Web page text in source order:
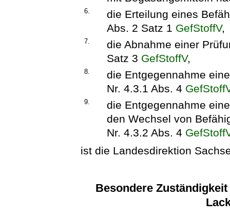
6.
die Erteilung eines
Abs. 2 Satz 1 GefStoffV,
7.
die Abnahme einer
Satz 3 GefStoffV,
8.
die Entgegennahme
Nr. 4.3.1 Abs. 4
9.
die Entgegennahme
den Wechsel von
Nr. 4.3.2 Abs. 4
ist die Landesdirektion
Besondere